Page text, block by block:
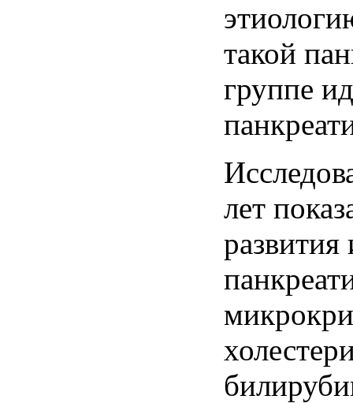
такой
группе
лет
развития